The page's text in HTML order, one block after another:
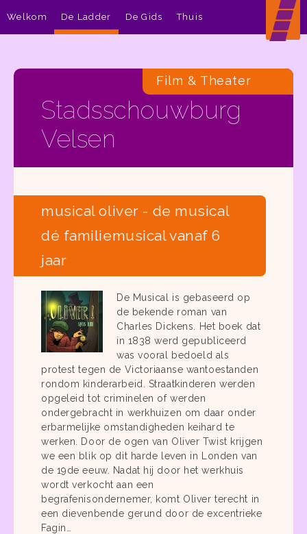
Stadsschouwburg
Velsen
Film & Theater
musical oliver - de musical
dé familiemusical vanaf 6
jaar
De Musical is gebaseerd op
de bekende roman van
Charles Dickens. Het boek dat
in 1838 werd gepubliceerd
was vooral bedoeld als
protest tegen de Victoriaanse wantoestanden
rondom kinderarbeid. Straatkinderen werden
opgeleid tot criminelen of werden
ondergebracht in werkhuizen om daar onder
erbarmelijke omstandigheden keihard te
werken. Door de ogen van Oliver Twist krijgen
we een blik op dit harde leven in Londen van
de 19de eeuw. Nadat hij door het werkhuis
wordt verkocht aan een
begrafenisondernemer, komt Oliver terecht in
een dievenbende gerund door de excentrieke
Fagin…
Welkom De Ladder De Gids Thuis